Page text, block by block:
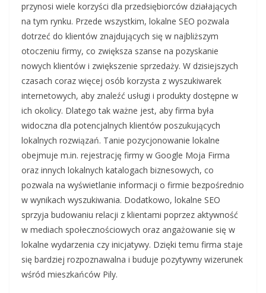
przynosi wiele korzyści dla przedsiębiorców działających
na tym rynku. Przede wszystkim, lokalne SEO pozwala
dotrzeć do klientów znajdujących się w najbliższym
otoczeniu firmy, co zwiększa szanse na pozyskanie
nowych klientów i zwiększenie sprzedaży. W dzisiejszych
czasach coraz więcej osób korzysta z wyszukiwarek
internetowych, aby znaleźć usługi i produkty dostępne w
ich okolicy. Dlatego tak ważne jest, aby firma była
widoczna dla potencjalnych klientów poszukujących
lokalnych rozwiązań. Tanie pozycjonowanie lokalne
obejmuje m.in. rejestrację firmy w Google Moja Firma
oraz innych lokalnych katalogach biznesowych, co
pozwala na wyświetlanie informacji o firmie bezpośrednio
w wynikach wyszukiwania. Dodatkowo, lokalne SEO
sprzyja budowaniu relacji z klientami poprzez aktywność
w mediach społecznościowych oraz angażowanie się w
lokalne wydarzenia czy inicjatywy. Dzięki temu firma staje
się bardziej rozpoznawalna i buduje pozytywny wizerunek
wśród mieszkańców Pily.